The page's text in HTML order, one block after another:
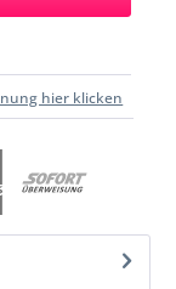
hier klicken